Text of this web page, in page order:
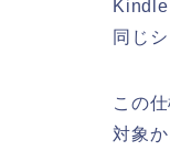
同じ
この
対象